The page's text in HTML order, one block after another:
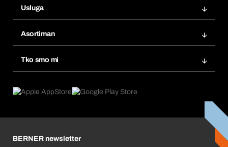
Popisi želja
Ponovno naručivanje
Pretplate
Usluga
Tražitelji proizvoda
Asortiman
Tko smo mi
Što nas pokreće
Business Conduct
BERNER newsletter